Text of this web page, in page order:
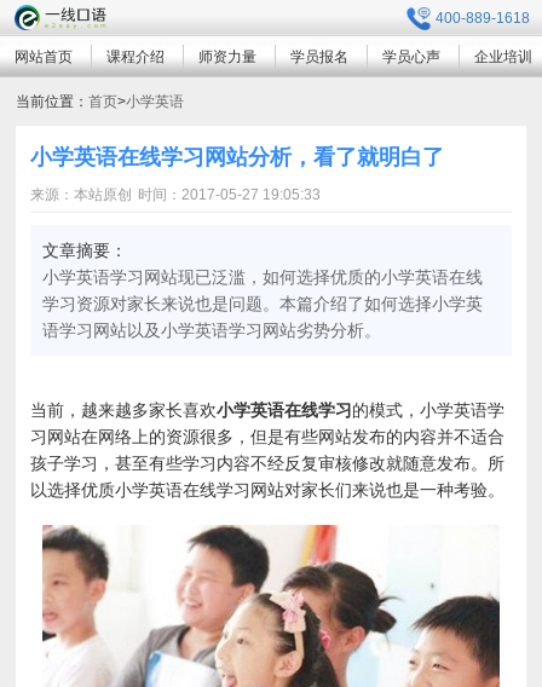
400-889-1618
网站首页 课程介绍 师资力量 学员报名 学员心声 企业培训
当前位置：首页>小学英语
小学英语在线学习网站分析，看了就明白了
来源：本站原创 时间：2017-05-27 19:05:33
文章摘要：
小学英语学习网站现已泛滥，如何选择优质的小学英语在线
学习资源对家长来说也是问题。本篇介绍了如何选择小学英
语学习网站以及小学英语学习网站劣势分析。
当前，越来越多家长喜欢小学英语在线学习的模式，小学英语学
习网站在网络上的资源很多，但是有些网站发布的内容并不适合
孩子学习，甚至有些学习内容不经反复审核修改就随意发布。所
以选择优质小学英语在线学习网站对家长们来说也是一种考验。